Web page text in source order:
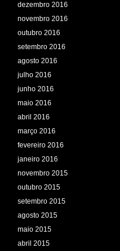
dezembro 2016
novembro 2016
outubro 2016
setembro 2016
agosto 2016
julho 2016
junho 2016
maio 2016
abril 2016
março 2016
fevereiro 2016
janeiro 2016
novembro 2015
outubro 2015
setembro 2015
agosto 2015
maio 2015
abril 2015